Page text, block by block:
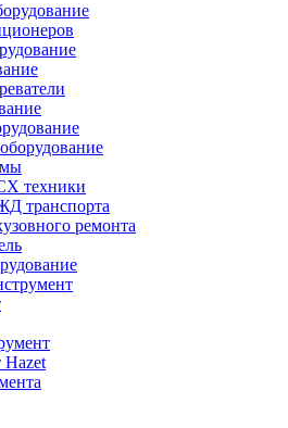
техники
транспорта
ремонта
Hazet